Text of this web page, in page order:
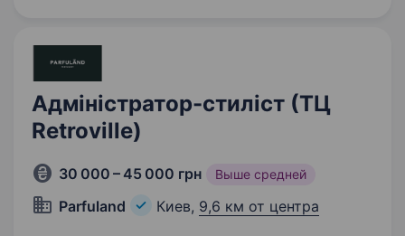
Адміністратор-стиліст (ТЦ
Retroville)
30 000 – 45 000 грн Выше средней
Parfuland Киев, 9,6 км от центра